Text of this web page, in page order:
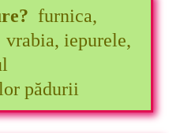
furnica,
iepurele,
pădurii